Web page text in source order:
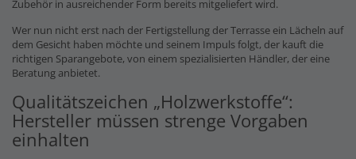
Zubehör in ausreichender Form bereits mitgeliefert wird.
Wer nun nicht erst nach der Fertigstellung der Terrasse ein Lächeln auf
dem Gesicht haben möchte und seinem Impuls folgt, der kauft die
richtigen Sparangebote, von einem spezialisierten Händler, der eine
Beratung anbietet.
Qualitätszeichen „Holzwerkstoffe“:
Hersteller müssen strenge Vorgaben
einhalten